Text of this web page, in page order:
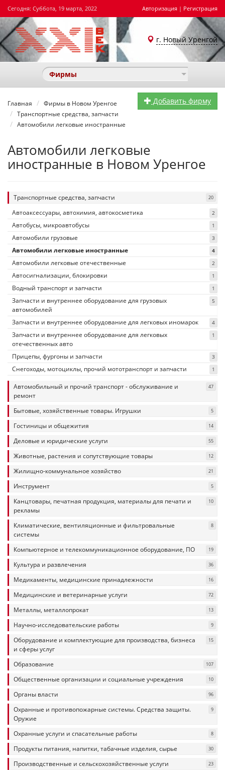
Сегодня: Суббота, 19 марта, 2022 Авторизация | Регистрация
г. Новый Уренгой
Фирмы
Добавить фирму
Главная
Фирмы в Новом Уренгое
Транспортные средства, запчасти
Автомобили легковые иностранные
Автомобили легковые
иностранные в Новом Уренгое
Транспортные средства, запчасти 20
Автоаксессуары, автохимия, автокосметика 2
Автобусы, микроавтобусы 1
Автомобили грузовые 3
Автомобили легковые иностранные 4
Автомобили легковые отечественные 2
Автосигнализации, блокировки 1
Водный транспорт и запчасти 1
Запчасти и внутреннее оборудование для грузовых
автомобилей
5
Запчасти и внутреннее оборудование для легковых иномарок 4
Запчасти и внутреннее оборудование для легковых
отечественных авто
1
Прицепы, фургоны и запчасти 3
Снегоходы, мотоциклы, прочий мототранспорт и запчасти 1
Автомобильный и прочий транспорт - обслуживание и
ремонт
47
Бытовые, хозяйственные товары. Игрушки 5
Гостиницы и общежития 14
Деловые и юридические услуги 55
Животные, растения и сопутствующие товары 12
Жилищно-коммунальное хозяйство 21
Инструмент 5
Канцтовары, печатная продукция, материалы для печати и
рекламы
10
Климатические, вентиляционные и фильтровальные
системы
8
Компьютерное и телекоммуникационное оборудование, ПО 19
Культура и развлечения 36
Медикаменты, медицинские принадлежности 16
Медицинские и ветеринарные услуги 72
Металлы, металлопрокат 13
Научно-исследовательские работы 9
Оборудование и комплектующие для производства, бизнеса
и сферы услуг
15
Образование 107
Общественные организации и социальные учреждения 10
Органы власти 96
Охранные и противопожарные системы. Средства защиты.
Оружие
9
Охранные услуги и спасательные работы 8
Продукты питания, напитки, табачные изделия, сырье 30
Производственные и сельскохозяйственные услуги 23